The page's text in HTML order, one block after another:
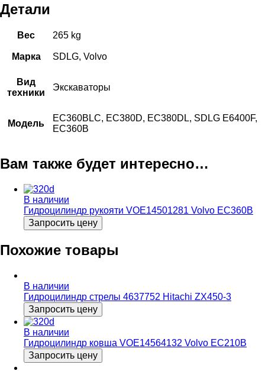
Детали
Вес 265 kg
Марка SDLG, Volvo
Вид
техники
Экскаваторы
Модель
EC360BLC, EC380D, EC380DL, SDLG E6400F,
EC360B
Вам также будет интересно…
В наличии
Гидроцилиндр рукояти VOE14501281 Volvo EC360B
Запросить цену
Похожие товары
В наличии
Гидроцилиндр стрелы 4637752 Hitachi ZX450-3
Запросить цену
В наличии
Гидроцилиндр ковша VOE14564132 Volvo EC210B
Запросить цену